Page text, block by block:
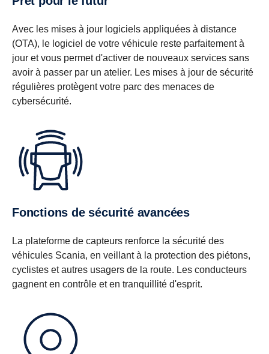
Avec les mises à jour logiciels appliquées à distance
(OTA), le logiciel de votre véhicule reste parfaitement à
jour et vous permet d'activer de nouveaux services sans
avoir à passer par un atelier. Les mises à jour de sécurité
régulières protègent votre parc des menaces de
cybersécurité.
Fonctions de sécurité avancées
La plateforme de capteurs renforce la sécurité des
véhicules Scania, en veillant à la protection des piétons,
cyclistes et autres usagers de la route. Les conducteurs
gagnent en contrôle et en tranquillité d'esprit.